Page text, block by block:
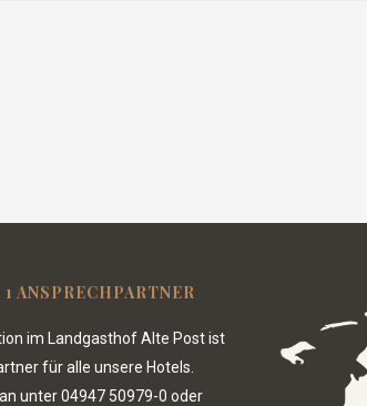
ANSPRECHPARTNER
im Landgasthof Alte Post ist
für alle unsere Hotels.
unter04947 50979-0 oder